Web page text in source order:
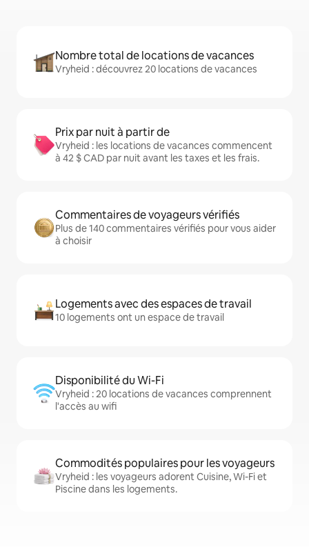
Nombre total de locations de vacances
Vryheid : découvrez 20 locations de vacances
Prix par nuit à partir de
Vryheid : les locations de vacances commencent
à 42 $ CAD par nuit avant les taxes et les frais.
Commentaires de voyageurs vérifiés
Plus de 140 commentaires vérifiés pour vous aider
à choisir
Logements avec des espaces de travail
10 logements ont un espace de travail
Disponibilité du Wi-Fi
Vryheid : 20 locations de vacances comprennent
l'accès au wifi
Commodités populaires pour les voyageurs
Vryheid : les voyageurs adorent Cuisine, Wi-Fi et
Piscine dans les logements.